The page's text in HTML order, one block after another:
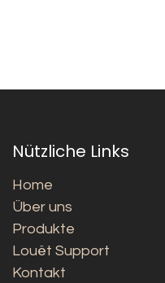
Nützliche Links
Home
Über uns
Produkte
Louët Support
Kontakt